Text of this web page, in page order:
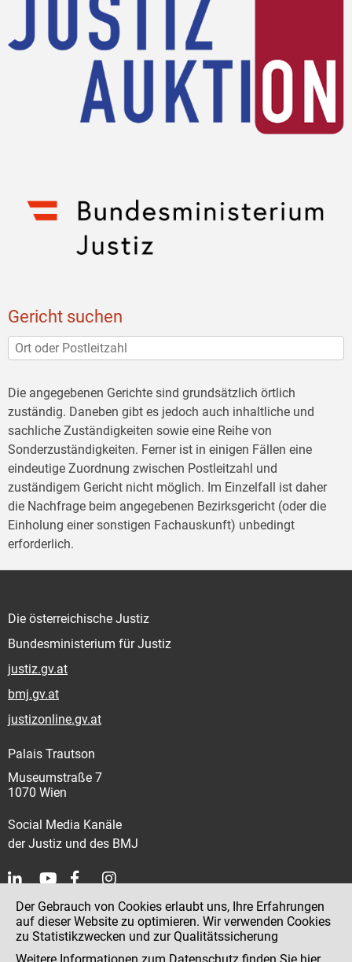
Gericht suchen
Die angegebenen Gerichte sind grundsätzlich örtlich
zuständig. Daneben gibt es jedoch auch inhaltliche und
sachliche Zuständigkeiten sowie eine Reihe von
Sonderzuständigkeiten. Ferner ist in einigen Fällen eine
eindeutige Zuordnung zwischen Postleitzahl und
zuständigem Gericht nicht möglich. Im Einzelfall ist daher
die Nachfrage beim angegebenen Bezirksgericht (oder die
Einholung einer sonstigen Fachauskunft) unbedingt
erforderlich.
Die österreichische Justiz
Bundesministerium für Justiz
justiz.gv.at
bmj.gv.at
justizonline.gv.at
Palais Trautson
Museumstraße 7
1070 Wien
Social Media Kanäle
der Justiz und des BMJ
Kontakt
Impressum
Der Gebrauch von Cookies erlaubt uns, Ihre Erfahrungen
auf dieser Website zu optimieren. Wir verwenden Cookies
zu Statistikzwecken und zur Qualitätssicherung